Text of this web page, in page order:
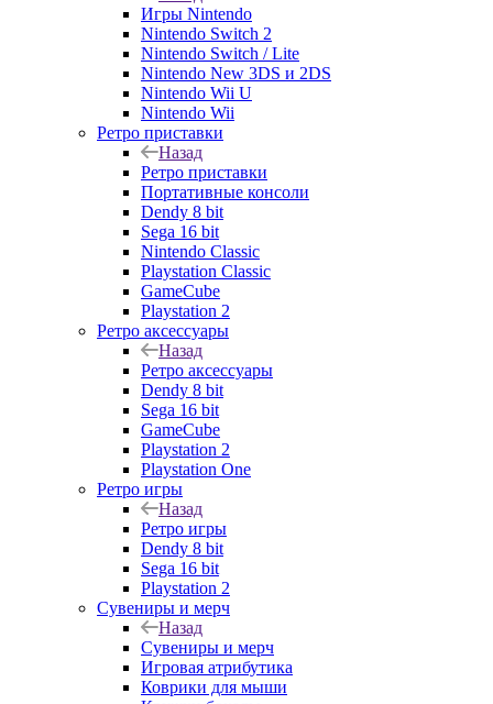
Игры Nintendo
Nintendo Switch 2
Nintendo Switch / Lite
Nintendo New 3DS и 2DS
Nintendo Wii U
Nintendo Wii
Ретро приставки
Назад
Ретро приставки
Портативные консоли
Dendy 8 bit
Sega 16 bit
Nintendo Classic
Playstation Classic
GameCube
Playstation 2
Ретро аксессуары
Назад
Ретро аксессуары
Dendy 8 bit
Sega 16 bit
GameCube
Playstation 2
Playstation One
Ретро игры
Назад
Ретро игры
Dendy 8 bit
Sega 16 bit
Playstation 2
Сувениры и мерч
Назад
Сувениры и мерч
Игровая атрибутика
Коврики для мыши